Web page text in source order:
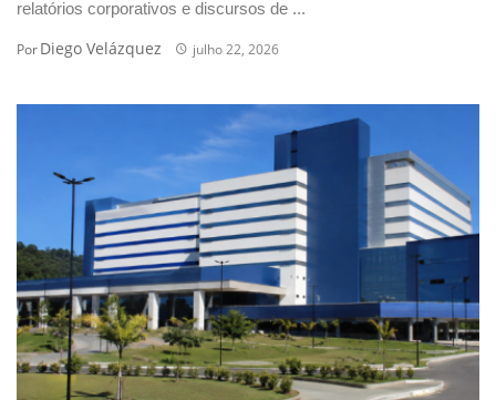
relatórios corporativos e discursos de ...
PorDiego Velázquez julho 22, 2026